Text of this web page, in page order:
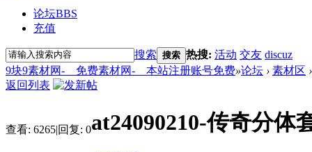
论坛BBS
充值
搜索 搜索 热搜: 活动 交友 discuz
9块9素材网-＿免费素材网-＿本站注册账号免费»论坛 › 素材区 ›
返回列表
查看: 6265|回复: 0at24090210-传奇分体